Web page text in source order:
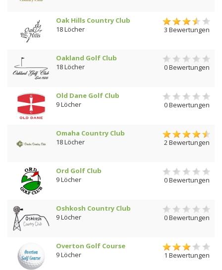
Oak Hills Country Club
18 Löcher
3 Bewertungen
Oakland Golf Club
18 Löcher
0 Bewertungen
Old Dane Golf Club
9 Löcher
0 Bewertungen
Omaha Country Club
18 Löcher
2 Bewertungen
Ord Golf Club
9 Löcher
0 Bewertungen
Oshkosh Country Club
9 Löcher
0 Bewertungen
Overton Golf Course
9 Löcher
1 Bewertungen